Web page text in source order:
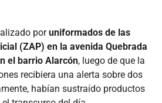
poruniformados de las
(ZAP) en la avenida Quebrada
el barrio Alarcón, luego de que la
recibiera una alerta sobre dos
habían sustraído productos